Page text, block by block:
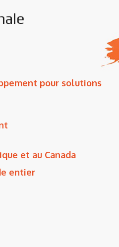
pour solutions
et au Canada
entier